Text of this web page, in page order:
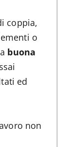
coppia,
o
buona
ed
non